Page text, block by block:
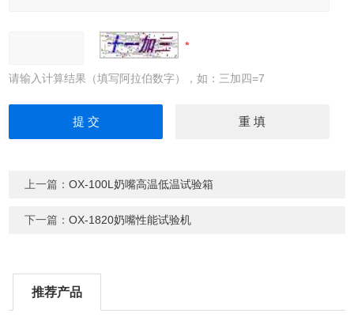
请输入计算结果（填写阿拉伯数字），如：三加四=7
上一篇：OX-100L奶嘴高温低温试验箱
下一篇：OX-1820奶嘴性能试验机
推荐产品